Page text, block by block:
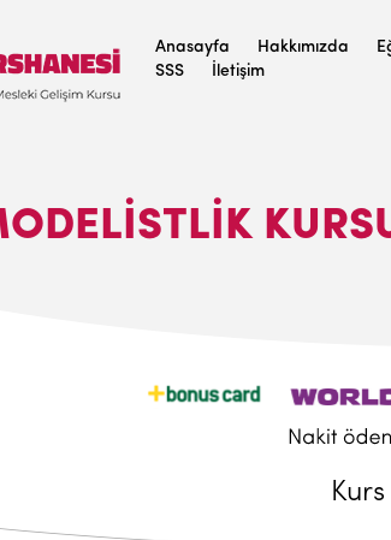
Anasayfa Hakkımızda
SSS
İletişim